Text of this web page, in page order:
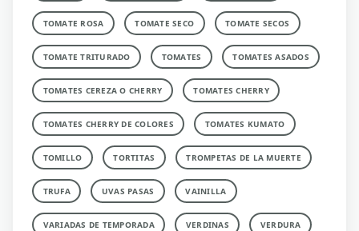
TOMATE ROSA TOMATE SECO TOMATE SECOS
TOMATE TRITURADO TOMATES TOMATES ASADOS
TOMATES CEREZA O CHERRY TOMATES CHERRY
TOMATES CHERRY DE COLORES TOMATES KUMATO
TOMILLO TORTITAS TROMPETAS DE LA MUERTE
TRUFA UVAS PASAS VAINILLA
VARIADAS DE TEMPORADA VERDINAS VERDURA